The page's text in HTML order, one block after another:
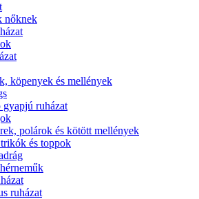
nőknek
köpenyek és mellények
ruházat
polárok és kötött mellények
és toppok
ruházat